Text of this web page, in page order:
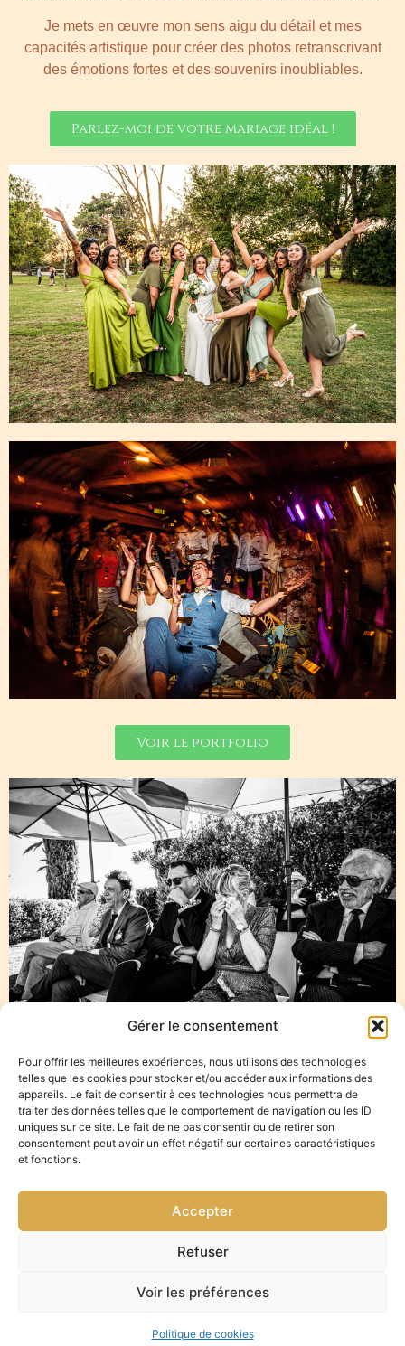
Gérer le consentement
Pour offrir les meilleures expériences, nous utilisons des technologies
telles que les cookies pour stocker et/ou accéder aux informations des
appareils. Le fait de consentir à ces technologies nous permettra de
traiter des données telles que le comportement de navigation ou les ID
uniques sur ce site. Le fait de ne pas consentir ou de retirer son
consentement peut avoir un effet négatif sur certaines caractéristiques
et fonctions.
Accepter
Refuser
Voir les préférences
Politique de cookies
Je mets en œuvre mon sens aigu du détail et mes
capacités artistique pour créer des photos retranscrivant
des émotions fortes et des souvenirs inoubliables.
Parlez-moi de votre mariage idéal !
Voir le portfolio
Photographe mariage Aigues-Mortes
Photographe
mariage Aigues-
Mortes
Mortes, j’ai capturé la beauté de mes mariés dans de